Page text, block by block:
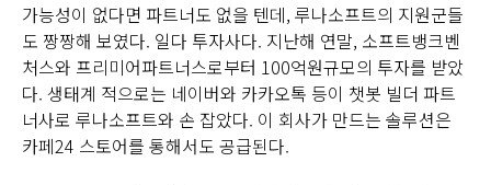
가능성이 없다면 파트너도 없을 텐데, 루나소프트의 지원군들
도 짱짱해 보였다. 일다 투자사다. 지난해 연말, 소프트뱅크벤
처스와 프리미어파트너스로부터 100억원규모의 투자를 받았
다. 생태계 적으로는 네이버와 카카오톡 등이 챗봇 빌더 파트
너사로 루나소프트와 손 잡았다. 이 회사가 만드는 솔루션은
카페24 스토어를 통해서도 공급된다.